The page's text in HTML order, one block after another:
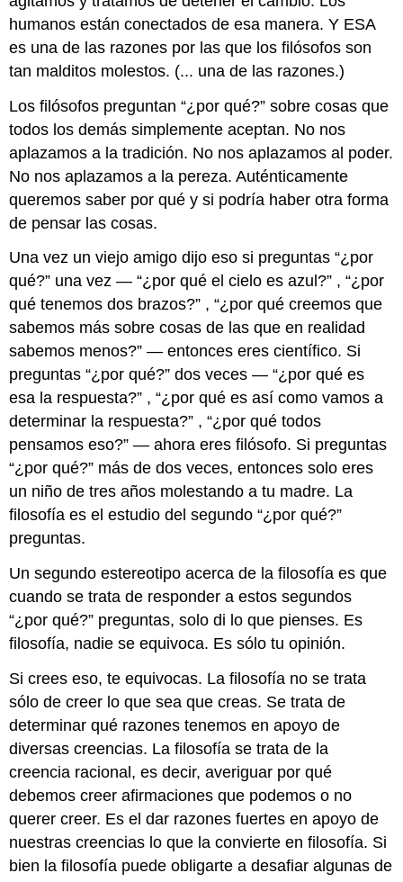
humanos están conectados de esa manera. Y ESA
es una de las razones por las que los filósofos son
tan malditos molestos. (... una de las razones.)
Los filósofos preguntan “¿por qué?” sobre cosas que
todos los demás simplemente aceptan. No nos
aplazamos a la tradición. No nos aplazamos al poder.
No nos aplazamos a la pereza. Auténticamente
queremos saber por qué y si podría haber otra forma
de pensar las cosas.
Una vez un viejo amigo dijo eso si preguntas “¿por
qué?” una vez — “¿por qué el cielo es azul?” , “¿por
qué tenemos dos brazos?” , “¿por qué creemos que
sabemos más sobre cosas de las que en realidad
sabemos menos?” — entonces eres científico. Si
preguntas “¿por qué?” dos veces — “¿por qué es
esa la respuesta?” , “¿por qué es así como vamos a
determinar la respuesta?” , “¿por qué todos
pensamos eso?” — ahora eres filósofo. Si preguntas
“¿por qué?” más de dos veces, entonces solo eres
un niño de tres años molestando a tu madre. La
filosofía es el estudio del segundo “¿por qué?”
preguntas.
Un segundo estereotipo acerca de la filosofía es que
cuando se trata de responder a estos segundos
“¿por qué?” preguntas, solo di lo que pienses. Es
filosofía, nadie se equivoca. Es sólo tu opinión.
Si crees eso, te equivocas. La filosofía no se trata
sólo de creer lo que sea que creas. Se trata de
determinar qué razones tenemos en apoyo de
diversas creencias. La filosofía se trata de la
creencia racional, es decir, averiguar por qué
debemos creer afirmaciones que podemos o no
querer creer. Es el dar razones fuertes en apoyo de
nuestras creencias lo que la convierte en filosofía. Si
bien la filosofía puede obligarte a desafiar algunas de